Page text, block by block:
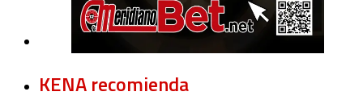
KENA recomienda